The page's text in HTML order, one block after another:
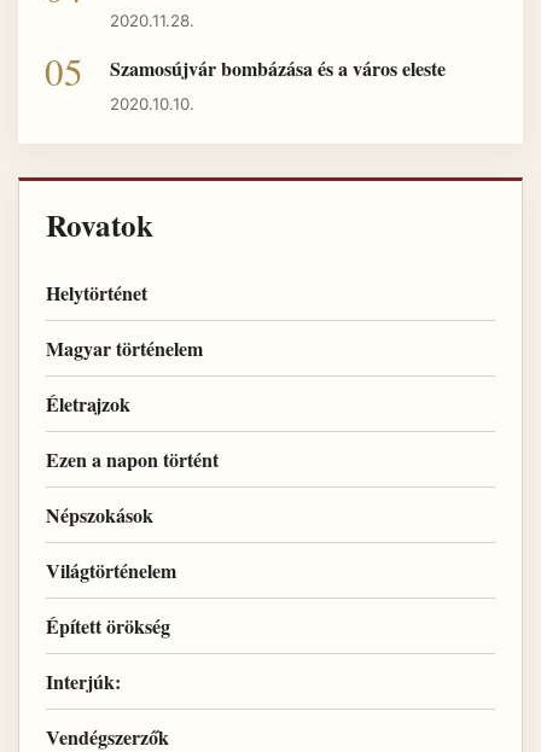
2020.11.28.
Szamosújvár bombázása és a város eleste
2020.10.10.
Rovatok
Helytörténet
Magyar történelem
Életrajzok
Ezen a napon történt
Népszokások
Világtörténelem
Épített örökség
Interjúk:
Vendégszerzők